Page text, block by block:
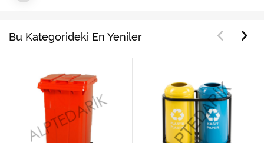
Bu Kategorideki En Yeniler